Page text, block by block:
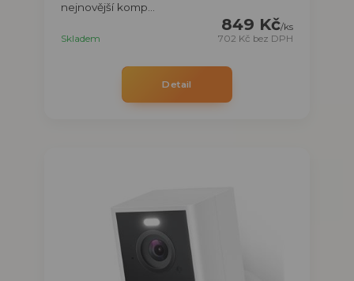
nejnovější komp...
849 Kč/ks
702 Kč bez DPH
Skladem
Detail